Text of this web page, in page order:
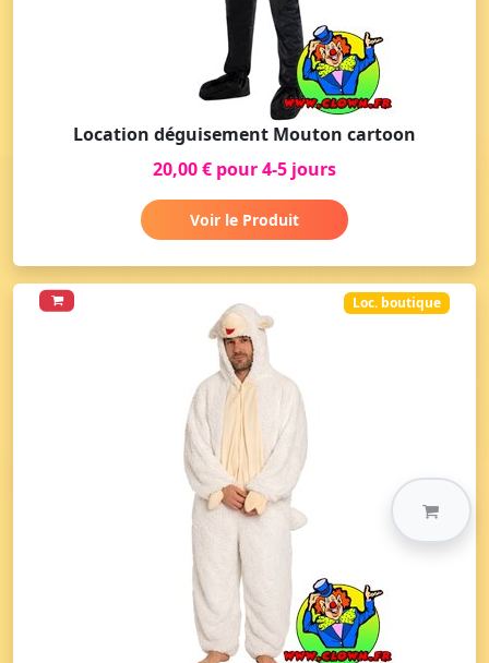
Location déguisement Mouton cartoon
20,00 € pour 4-5 jours
Voir le Produit
Loc. boutique